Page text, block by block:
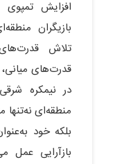
افزایش
بازیگران
تلاش
قدرت‌های
در نیمکره
منطقه‌ای نه‌تنها
بلکه خود
بازآرایی عمل